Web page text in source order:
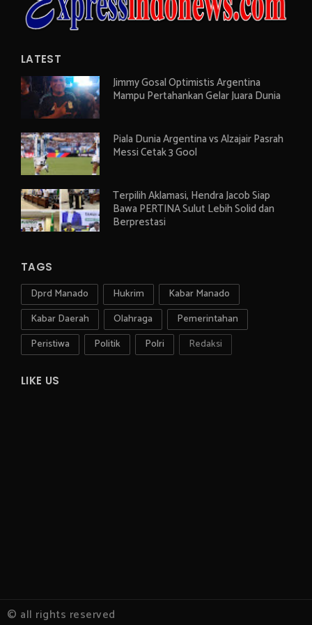
LATEST
Jimmy Gosal Optimistis Argentina
Mampu Pertahankan Gelar Juara Dunia
Piala Dunia Argentina vs Alzajair Pasrah
Messi Cetak 3 Gool
Terpilih Aklamasi, Hendra Jacob Siap
Bawa PERTINA Sulut Lebih Solid dan
Berprestasi
TAGS
Dprd Manado Hukrim
Kabar Manado
Kabar Daerah
Olahraga
Pemerintahan
Peristiwa
Politik Polri Redaksi
LIKE US
© all rights reserved